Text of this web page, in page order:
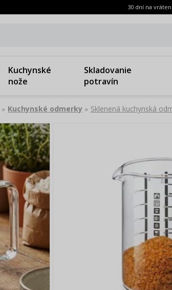
30 dní na
Kuchynské
nože
Skladovanie
potravín
» Kuchynské odmerky » Sklenená kuchynská